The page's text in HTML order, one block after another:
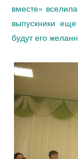
вместе»
выпускники
будут его